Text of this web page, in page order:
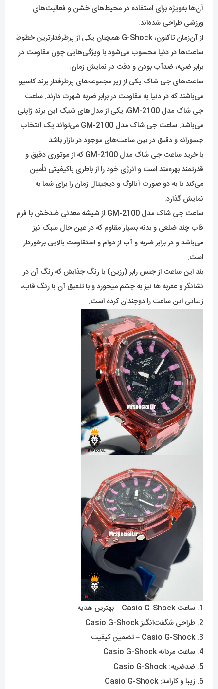
آن‌ها به‌ویژه برای استفاده در محیط‌های خشن و فعالیت‌های
ورزشی طراحی شده‌اند.
از آن‌زمان تاکنون، G-Shock همچنان یکی از پرطرفدارترین خطوط
ساعت‌ها در دنیا محسوب می‌شود با ویژگی‌هایی چون مقاومت در
برابر ضربه، ضدآب بودن و دقت در نمایش زمان.
ساعت‌‌های جی شاک یکی از زیر مجموعه‌‌های پرطرفدار برند کاسیو
می‌باشند که در دنیا به مقاومت در برابر ضربه شهرت دارند. ساعت
جی شاک مدل GM-2100، یکی از مدل‌های شیک این برند ژاپنی
می‌باشد. ساعت جی شاک مدل GM-2100 می‌تواند یک انتخاب
جسورانه و دقیق در بین ساعت‌های موجود در بازار باشد.
با خرید ساعت جی شاک مدل GM-2100 که از موتوری دقیق و
قدرتمند بهره‌مند است و انرژی خود را از باطری باکیفیتی تأمین
می‌کند تا به دو صورت آنالوگ و دیجیتال زمان را برای شما به
نمایش گذارد.
ساعت جی شاک مدل GM-2100 از شیشه معدنی ضدخش با فرم
قاب چند ضلعی و بدنه بسیار مقاوم که در عین حال سبک نیز
می‌باشد و در برابر ضربه و آب از دوام و استقاومت بالایی برخوردار
است.
بند این ساعت از جنس رابر (رزین) با رنگ جذابش که رنگ آن در
نشانگر و عقربه ها نیز به چشم میخورد و با تلفیق آن با رنگ قاب،
زیبایی این ساعت را دوچندان کرده است.
1. ساعت Casio G-Shock – بهترین هدیه
2. طراحی شگفت‌انگیز Casio G-Shock
3. Casio G-Shock – تضمین کیفیت
4. ساعت مردانه Casio G-Shock
5. ضدضربه: Casio G-Shock
6. زیبا و کارامد: Casio G-Shock